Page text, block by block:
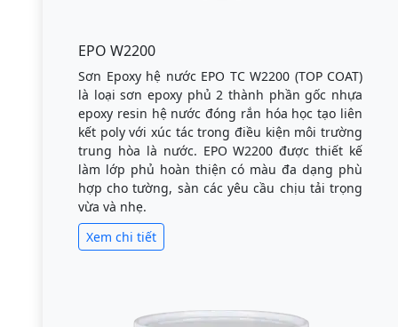
EPO W2200
Sơn Epoxy hệ nước EPO TC W2200 (TOP COAT)
là loại sơn epoxy phủ 2 thành phần gốc nhựa
epoxy resin hệ nước đóng rắn hóa học tạo liên
kết poly với xúc tác trong điều kiện môi trường
trung hòa là nước. EPO W2200 được thiết kế
làm lớp phủ hoàn thiện có màu đa dạng phù
hợp cho tường, sàn các yêu cầu chịu tải trọng
vừa và nhẹ.
Xem chi tiết